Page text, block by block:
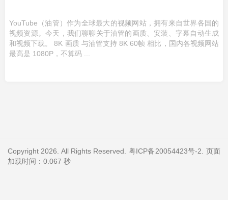
YouTube（油管）作为全球最大的视频网站，拥有来自世界各国的
视频资源。今天，我们聊聊关于油管的画质、安装、字幕自动生成
和视频下载。 8K 画质 与油管支持 8K 60帧 相比，国内各视频网站
最高是 1080P，不算码 ...
Copyright 2026. All Rights Reserved. 粤ICP备20054423号-2 . 页面
加载时间：0.067 秒